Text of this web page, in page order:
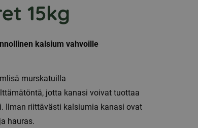
15kg
kalsium vahvoille
murskatuilla
jotta kanasi voivat tuottaa
Ilman riittävästi kalsiumia kanasi ovat
hauras.